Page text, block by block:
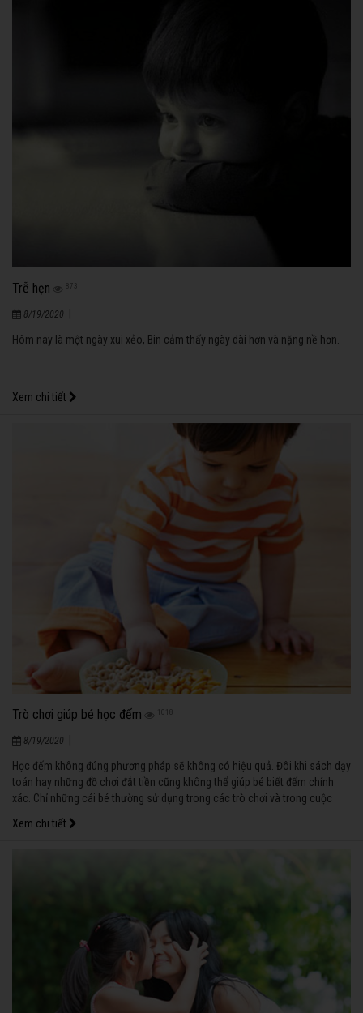
Trễ hẹn 873
8/19/2020
Hôm nay là một ngày xui xẻo, Bin cảm thấy ngày dài hơn và nặng nề hơn.
Xem chi tiết
Trò chơi giúp bé học đếm 1018
8/19/2020
Học đếm không đúng phương pháp sẽ không có hiệu quả. Đôi khi sách dạy
toán hay những đồ chơi đắt tiền cũng không thể giúp bé biết đếm chính
xác. Chỉ những cái bé thường sử dụng trong các trò chơi và trong cuộc
Xem chi tiết